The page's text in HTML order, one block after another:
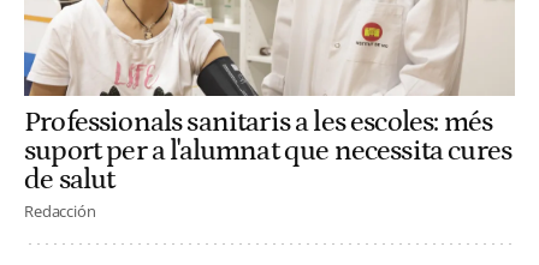
Professionals sanitaris a les escoles: més
suport per a l'alumnat que necessita cures
de salut
Redacción